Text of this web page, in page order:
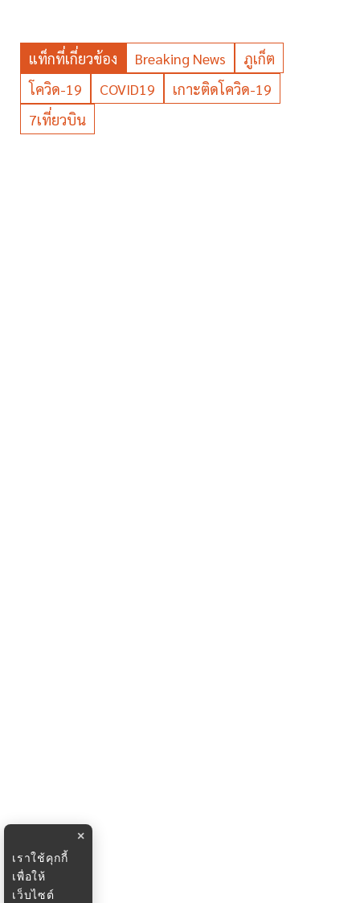
แท็กที่เกี่ยวข้อง Breaking News
ภูเก็ต
โควิด-19
COVID19
เกาะติดโควิด-19
7เที่ยวบิน
×
เราใช้คุกกี้
เพื่อให้
เว็บไซต์